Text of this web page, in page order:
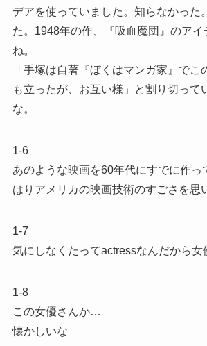
デアを使っていました。知らなかった
た。1948年の作、『吸血魔団』のアイ
ね。
「手塚は自著『ぼくはマンガ家』でこ
も立ったが、お互い様」と割り切って
な。
1-6
あのような映画を60年代にすでに作っ
はりアメリカの映画技術のすごさを思
1-7
気にしなくたってactressなんだから女
1-8
この女優さんか…
懐かしいな